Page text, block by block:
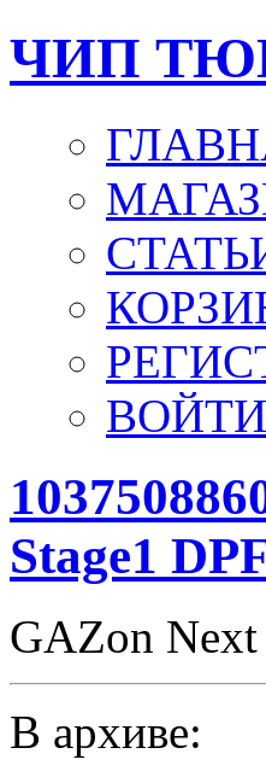
ЧИП
ВОЙТИ
Stage1
GAZon
В архиве: